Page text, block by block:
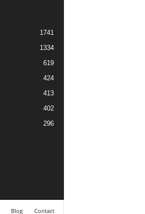
1741
1334
619
424
413
402
296
Blog Contact